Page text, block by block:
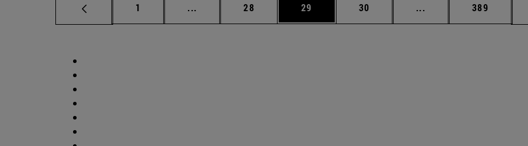
Página
1 ... Páginas intermedias Use TAB para desplazarse.
Página
28 Página
29 Página
30 ... Páginas intermedias
Página
389